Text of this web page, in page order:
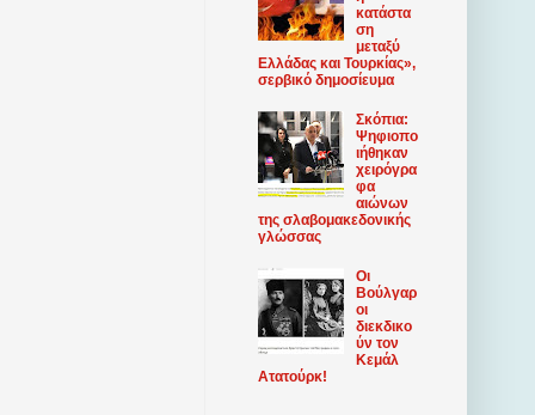
κατάστα
ση
μεταξύ
Ελλάδας και Τουρκίας»,
σερβικό δημοσίευμα
Σκόπια:
Ψηφιοπο
ιήθηκαν
χειρόγρα
φα
αιώνων
της σλαβομακεδονικής
γλώσσας
Οι
Βούλγαρ
οι
διεκδικο
ύν τον
Κεμάλ
Ατατούρκ!